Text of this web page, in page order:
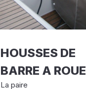
HOUSSES DE
BARRE A ROUE
La paire